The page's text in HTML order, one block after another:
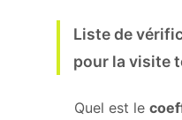
Liste de
pour la visite
Quel est le